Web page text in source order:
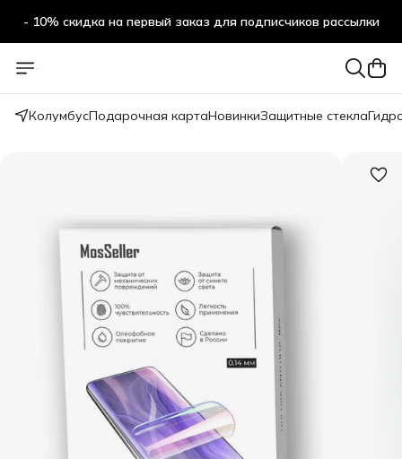
- 10% скидка на первый заказ для подписчиков рассылки
КолумбусПодарочная картаНовинкиЗащитные стекла